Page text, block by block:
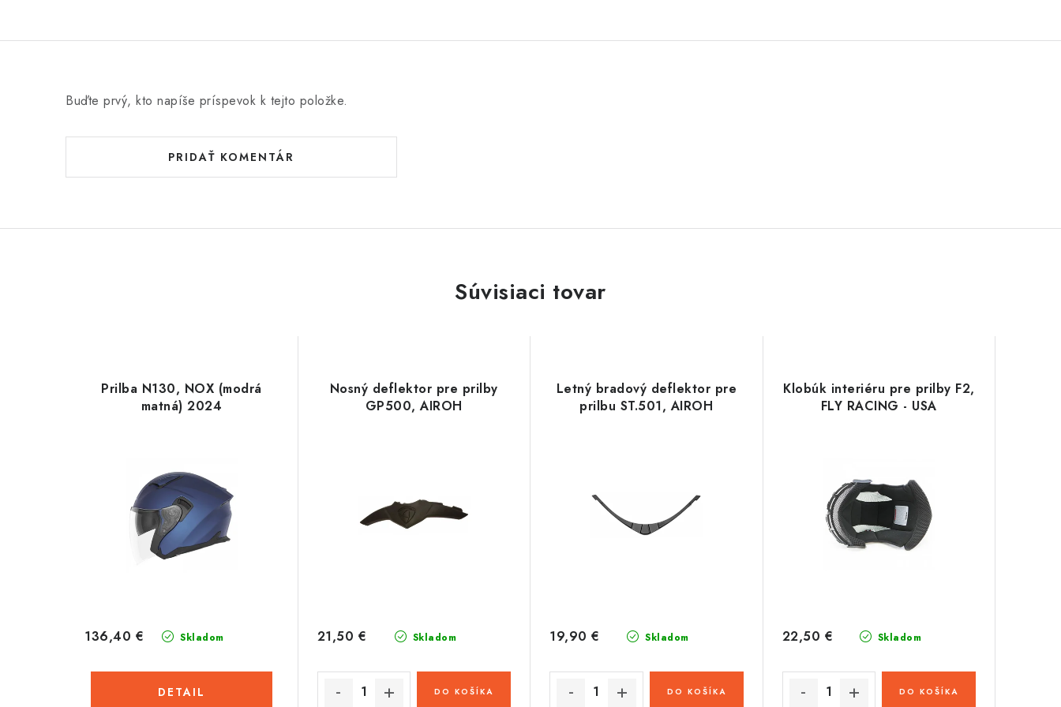
Buďte prvý, kto napíše príspevok k tejto položke.
PRIDAŤ KOMENTÁR
Súvisiaci tovar
Prilba N130, NOX (modrá
matná) 2024
Skladom
136,40 €
DETAIL
Nosný deflektor pre prilby
GP500, AIROH
Skladom
21,50 €
DO KOŠÍKA
Letný bradový deflektor pre
prilbu ST.501, AIROH
Skladom
19,90 €
DO KOŠÍKA
Klobúk interiéru pre prilby F2,
FLY RACING - USA
Skladom
22,50 €
DO KOŠÍKA